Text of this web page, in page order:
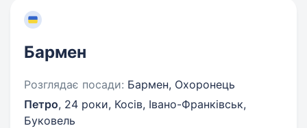
Бармен
Розглядає посади: Бармен, Охоронець
Петро, 24 роки, Косів, Івано-Франківськ,
Буковель